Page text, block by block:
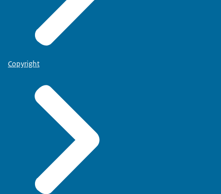
Copyright